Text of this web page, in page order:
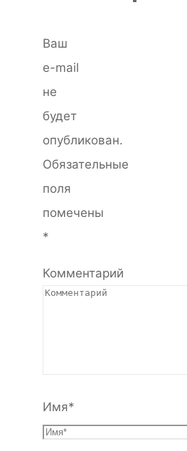
Ваш
e-mail
не
будет
опубликован.
Обязательные
поля
помечены
*
Комментарий
Имя*